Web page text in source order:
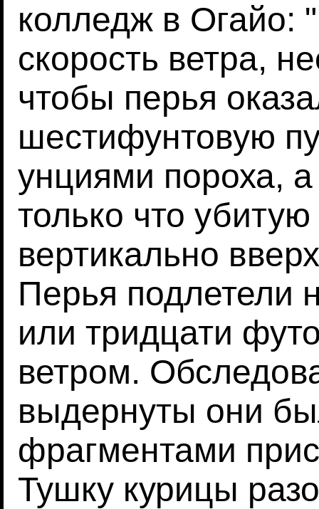
колледж в Огайо:
скорость ветра,
чтобы перья
шестифунтовую
унциями пороха,
только что
вертикально
Перья подлетели
или тридцати
ветром.
выдернуты они
фрагментами
Тушку курицы